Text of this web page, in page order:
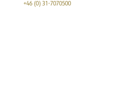
+46 (0) 31-7070500